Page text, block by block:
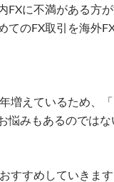
FXに不満がある方
てのFX取引を海外
増えているため、「
悩みもあるのではな
すすめしていきま